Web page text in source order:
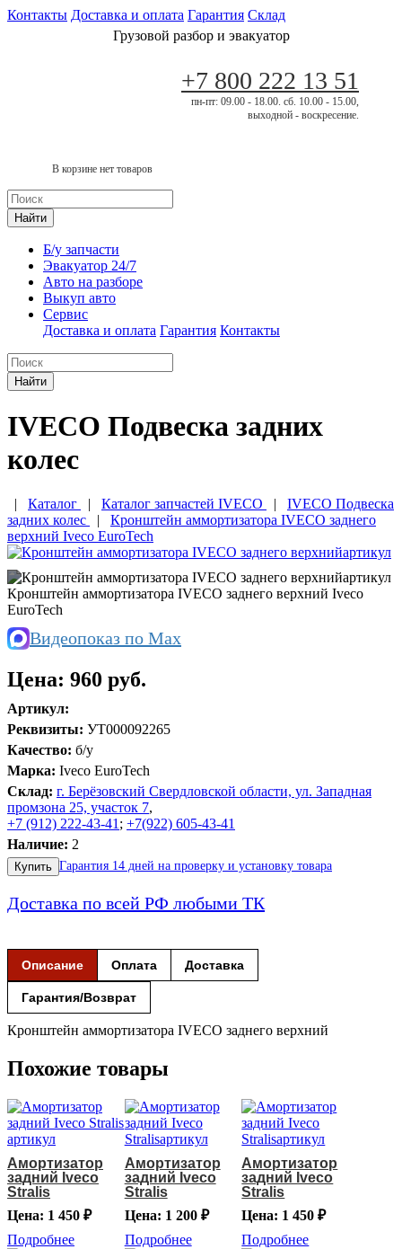
Контакты Доставка и оплата Гарантия Склад
Грузовой разбор и эвакуатор
+7 800 222 13 51
пн-пт: 09.00 - 18.00. сб. 10.00 - 15.00,
выходной - воскресение.
В корзине нет товаров
Найти
Б/у запчасти
Эвакуатор 24/7
Авто на разборе
Выкуп авто
Сервис
Доставка и оплата Гарантия Контакты
Найти
IVECO Подвеска задних
колес
| Каталог | Каталог запчастей IVECO | IVECO Подвеска
задних колес
| Кронштейн аммортизатора IVECO заднего
верхний Iveco EuroTech
Кронштейн аммортизатора IVECO заднего верхний Iveco
EuroTech
Видеопоказ по Max
Цена: 960 руб.
Артикул:
Реквизиты: УТ000092265
Качество: б/у
Марка: Iveco EuroTech
Склад: г. Берёзовский Свердловской области, ул. Западная
промзона 25, участок 7,
+7 (912) 222-43-41 ; +7(922) 605-43-41
Наличие: 2
Купить Гарантия 14 дней на проверку и установку товара
Доставка по всей РФ любыми ТК
Описание Оплата Доставка
Гарантия/Возврат
Кронштейн аммортизатора IVECO заднего верхний
Похожие товары
Амортизатор
задний Iveco
Stralis
Цена: 1 450 ₽
Подробнее
Амортизатор
задний Iveco
Stralis
Цена: 1 200 ₽
Подробнее
Амортизатор
задний Iveco
Stralis
Цена: 1 450 ₽
Подробнее